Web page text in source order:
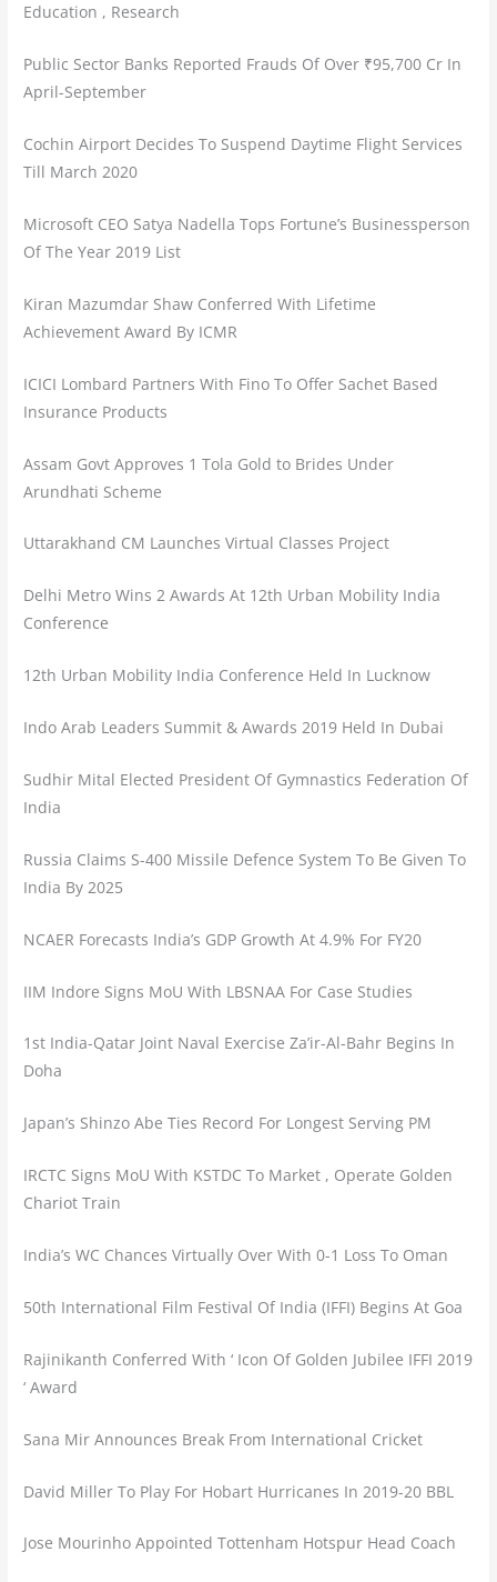
Education , Research
Public Sector Banks Reported Frauds Of Over ₹95,700 Cr In
April-September
Cochin Airport Decides To Suspend Daytime Flight Services
Till March 2020
Microsoft CEO Satya Nadella Tops Fortune’s Businessperson
Of The Year 2019 List
Kiran Mazumdar Shaw Conferred With Lifetime
Achievement Award By ICMR
ICICI Lombard Partners With Fino To Offer Sachet Based
Insurance Products
Assam Govt Approves 1 Tola Gold to Brides Under
Arundhati Scheme
Uttarakhand CM Launches Virtual Classes Project
Delhi Metro Wins 2 Awards At 12th Urban Mobility India
Conference
12th Urban Mobility India Conference Held In Lucknow
Indo Arab Leaders Summit & Awards 2019 Held In Dubai
Sudhir Mital Elected President Of Gymnastics Federation Of
India
Russia Claims S-400 Missile Defence System To Be Given To
India By 2025
NCAER Forecasts India’s GDP Growth At 4.9% For FY20
IIM Indore Signs MoU With LBSNAA For Case Studies
1st India-Qatar Joint Naval Exercise Za’ir-Al-Bahr Begins In
Doha
Japan’s Shinzo Abe Ties Record For Longest Serving PM
IRCTC Signs MoU With KSTDC To Market , Operate Golden
Chariot Train
India’s WC Chances Virtually Over With 0-1 Loss To Oman
50th International Film Festival Of India (IFFI) Begins At Goa
Rajinikanth Conferred With ‘ Icon Of Golden Jubilee IFFI 2019
‘ Award
Sana Mir Announces Break From International Cricket
David Miller To Play For Hobart Hurricanes In 2019-20 BBL
Jose Mourinho Appointed Tottenham Hotspur Head Coach